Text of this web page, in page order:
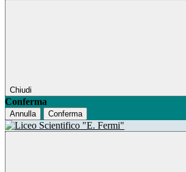
Chiudi
Conferma
Annulla Conferma